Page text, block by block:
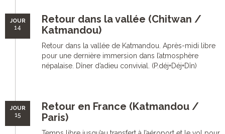
JOUR
14
Retour dans la vallée (Chitwan /
Katmandou)
Retour dans la vallée de Katmandou. Après-midi libre
pour une dernière immersion dans l’atmosphère
népalaise. Dîner d’adieu convivial. (P.déj+Déj+Dîn)
JOUR
15
Retour en France (Katmandou /
Paris)